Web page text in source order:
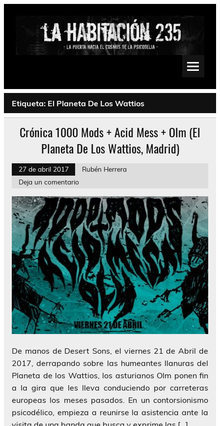
Saltar
Psychedelic, Stoner, Doom, Sludge, Fuzz, Space, Drone
Etiqueta: El Planeta De Los Wattios
Crónica 1000 Mods + Acid Mess + Olm (El
Planeta De Los Wattios, Madrid)
27 de abril 2017
Rubén Herrera
Deja un comentario
De manos de Desert Sons, el viernes 21 de Abril de
2017, derrapando sobre las humeantes llanuras del
Planeta de los Wattios, los asturianos Olm ponen fin
a la gira que les lleva conduciendo por carreteras
europeas los meses pasados. En un contorsionismo
psicodélico, empieza a reunirse la asistencia ante la